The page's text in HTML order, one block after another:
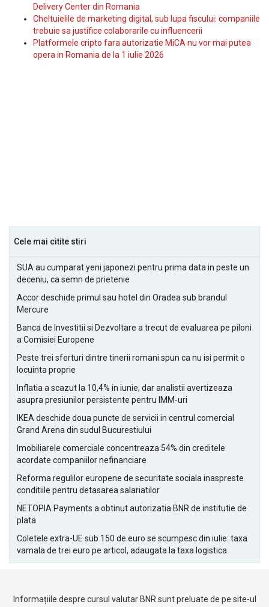
Delivery Center din Romania
Cheltuielile de marketing digital, sub lupa fiscului: companiile
trebuie sa justifice colaborarile cu influencerii
Platformele cripto fara autorizatie MiCA nu vor mai putea
opera in Romania de la 1 iulie 2026
Cele mai citite stiri
SUA au cumparat yeni japonezi pentru prima data in peste un
deceniu, ca semn de prietenie
Accor deschide primul sau hotel din Oradea sub brandul
Mercure
Banca de Investitii si Dezvoltare a trecut de evaluarea pe piloni
a Comisiei Europene
Peste trei sferturi dintre tinerii romani spun ca nu isi permit o
locuinta proprie
Inflatia a scazut la 10,4% in iunie, dar analistii avertizeaza
asupra presiunilor persistente pentru IMM-uri
IKEA deschide doua puncte de servicii in centrul comercial
Grand Arena din sudul Bucurestiului
Imobiliarele comerciale concentreaza 54% din creditele
acordate companiilor nefinanciare
Reforma regulilor europene de securitate sociala inaspreste
conditiile pentru detasarea salariatilor
NETOPIA Payments a obtinut autorizatia BNR de institutie de
plata
Coletele extra-UE sub 150 de euro se scumpesc din iulie: taxa
vamala de trei euro pe articol, adaugata la taxa logistica
Informațiile despre cursul valutar BNR sunt preluate de pe site-ul